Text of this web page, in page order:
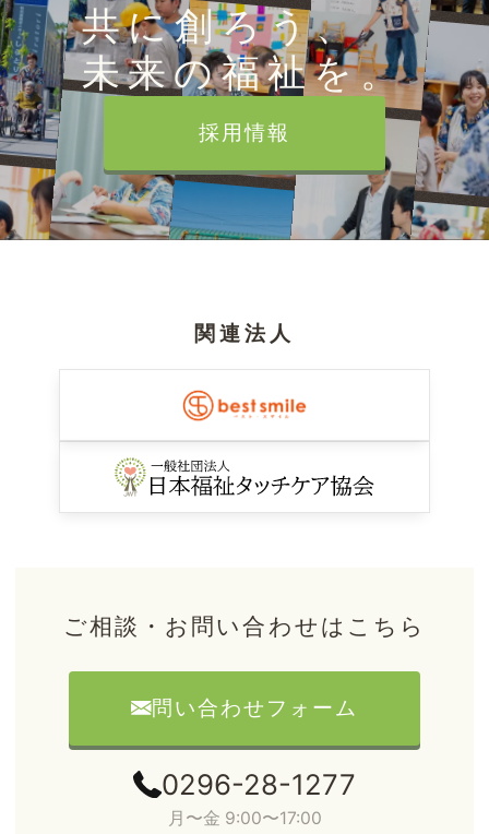
共に創ろう、
未来の福祉を。
採用情報
関連法人
ご相談・お問い合わせはこちら
問い合わせフォーム
0296-28-1277
月〜金 9:00〜17:00